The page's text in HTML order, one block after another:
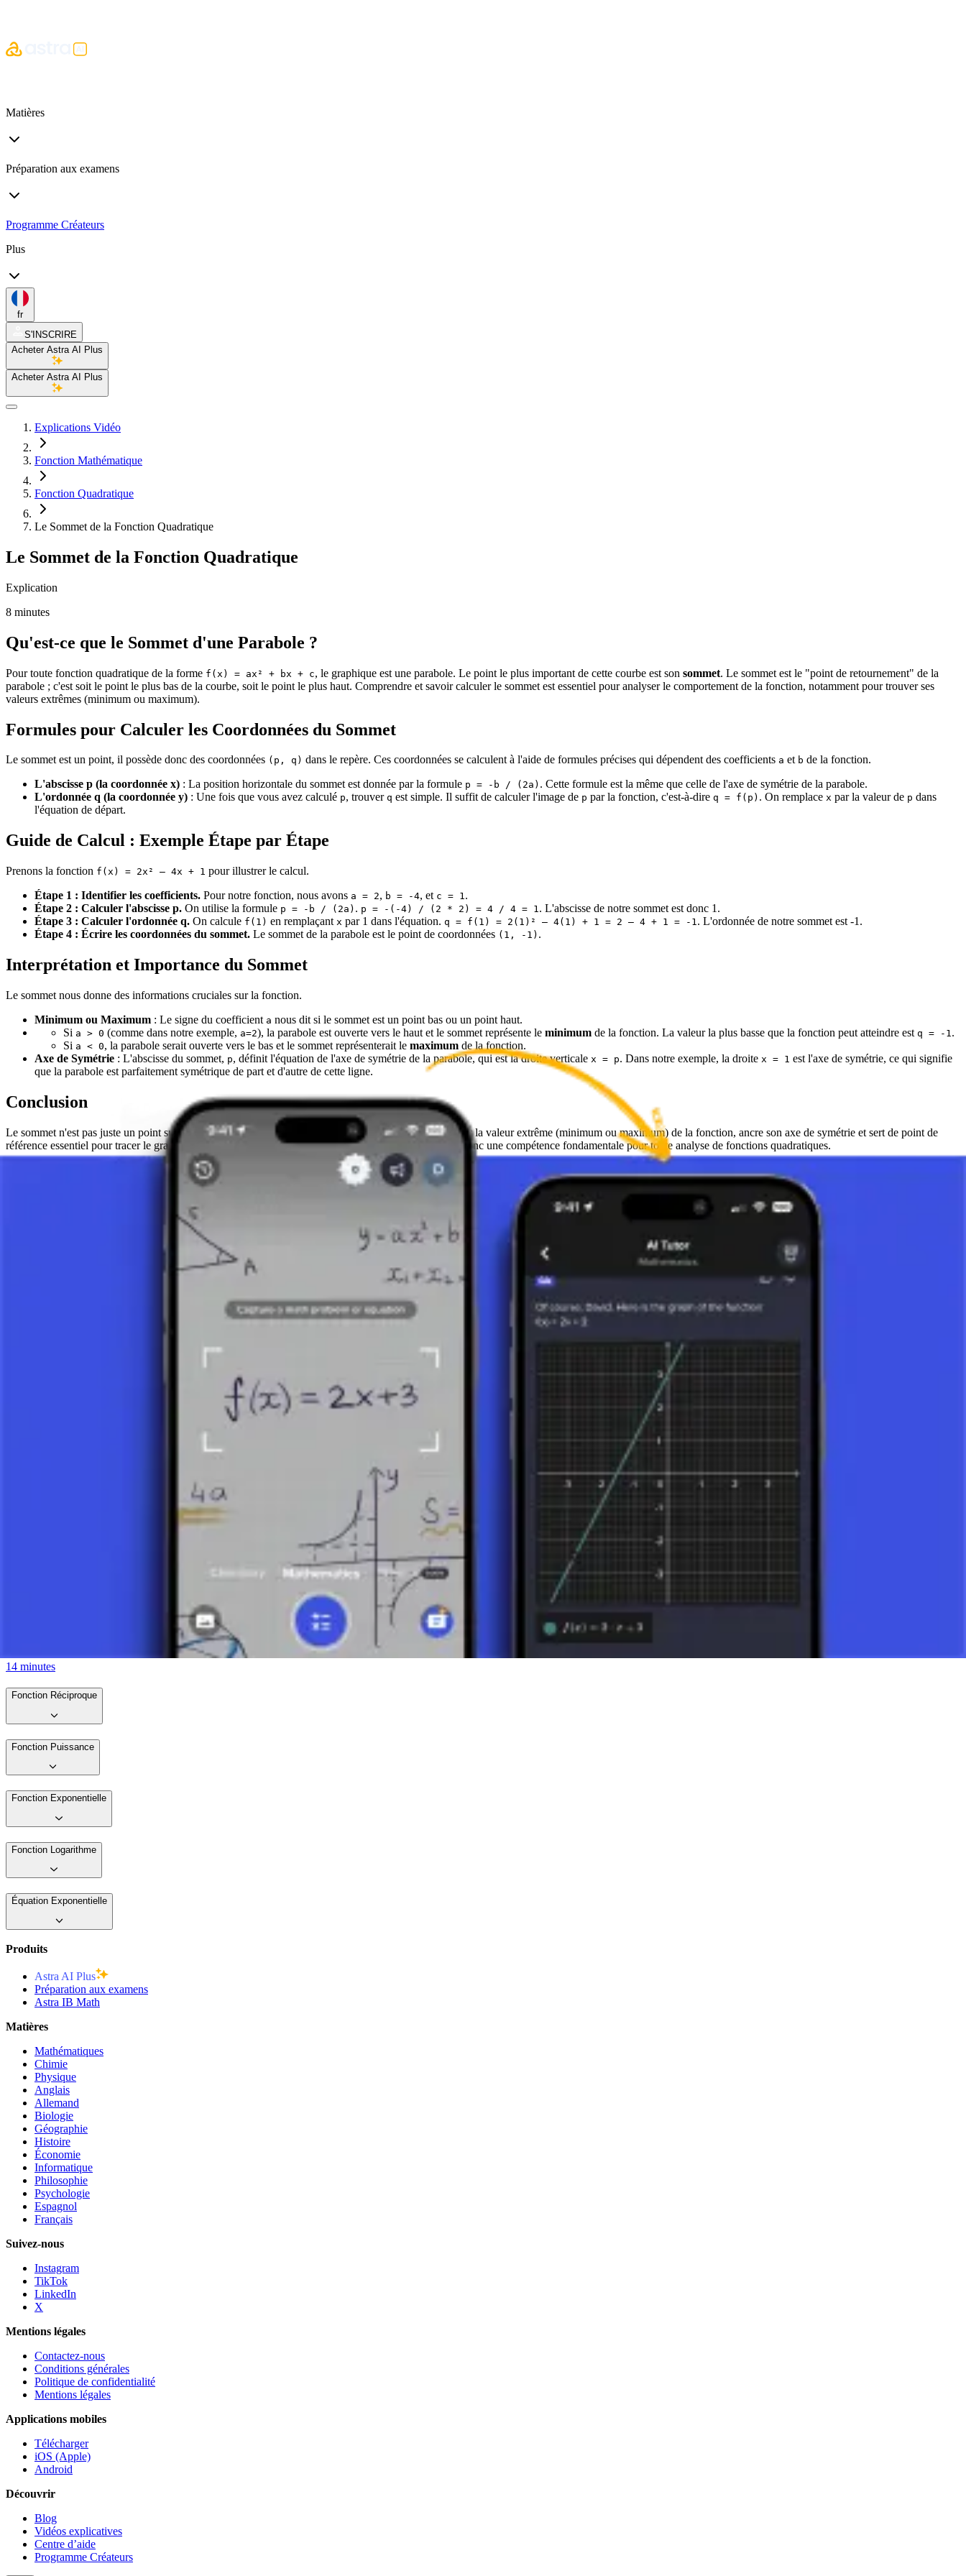
Matières
Préparation aux examens
Programme Créateurs
Plus
fr
S'INSCRIRE
Acheter Astra AI Plus
Acheter Astra AI Plus
Explications Vidéo
Fonction Mathématique
Fonction Quadratique
Le Sommet de la Fonction Quadratique
Le Sommet de la Fonction Quadratique
Explication
8 minutes
Qu'est-ce que le Sommet d'une Parabole ?
Pour toute fonction quadratique de la forme f(x) = ax² + bx + c, le graphique est une parabole. Le point le plus important de cette courbe est son sommet. Le sommet est le "point de retournement" de la
parabole ; c'est soit le point le plus bas de la courbe, soit le point le plus haut. Comprendre et savoir calculer le sommet est essentiel pour analyser le comportement de la fonction, notamment pour trouver ses
valeurs extrêmes (minimum ou maximum).
Formules pour Calculer les Coordonnées du Sommet
Le sommet est un point, il possède donc des coordonnées (p, q) dans le repère. Ces coordonnées se calculent à l'aide de formules précises qui dépendent des coefficients a et b de la fonction.
L'abscisse p (la coordonnée x) : La position horizontale du sommet est donnée par la formule p = -b / (2a) . Cette formule est la même que celle de l'axe de symétrie de la parabole.
L'ordonnée q (la coordonnée y) : Une fois que vous avez calculé p, trouver q est simple. Il suffit de calculer l'image de p par la fonction, c'est-à-dire q = f(p) . On remplace x par la valeur de p dans
l'équation de départ.
Guide de Calcul : Exemple Étape par Étape
Prenons la fonction f(x) = 2x² – 4x + 1 pour illustrer le calcul.
Étape 1 : Identifier les coefficients. Pour notre fonction, nous avons a = 2, b = -4, et c = 1.
Étape 2 : Calculer l'abscisse p. On utilise la formule p = -b / (2a) . p = -(-4) / (2 * 2) = 4 / 4 = 1. L'abscisse de notre sommet est donc 1.
Étape 3 : Calculer l'ordonnée q. On calcule f(1) en remplaçant x par 1 dans l'équation. q = f(1) = 2(1)² – 4(1) + 1 = 2 – 4 + 1 = -1. L'ordonnée de notre sommet est -1.
Étape 4 : Écrire les coordonnées du sommet. Le sommet de la parabole est le point de coordonnées (1, -1) .
Interprétation et Importance du Sommet
Le sommet nous donne des informations cruciales sur la fonction.
Minimum ou Maximum : Le signe du coefficient a nous dit si le sommet est un point bas ou un point haut.
Si a > 0 (comme dans notre exemple, a=2), la parabole est ouverte vers le haut et le sommet représente le minimum de la fonction. La valeur la plus basse que la fonction peut atteindre est q = -1.
Si a < 0, la parabole serait ouverte vers le bas et le sommet représenterait le maximum de la fonction.
Axe de Symétrie : L'abscisse du sommet, p, définit l'équation de l'axe de symétrie de la parabole, qui est la droite verticale x = p. Dans notre exemple, la droite x = 1 est l'axe de symétrie, ce qui signifie
que la parabole est parfaitement symétrique de part et d'autre de cette ligne.
Conclusion
Le sommet n'est pas juste un point sur un graphique ; c'est le centre de contrôle de la parabole. Il définit la valeur extrême (minimum ou maximum) de la fonction, ancre son axe de symétrie et sert de point de
référence essentiel pour tracer le graphique. La maîtrise du calcul et de l'interprétation du sommet est donc une compétence fondamentale pour toute analyse de fonctions quadratiques.
Les Zéros d'une Fonction Quadratique
Factorisation des Fonctions Quadratiques 1
14 minutes
Fonction Réciproque
Fonction Puissance
Fonction Exponentielle
Fonction Logarithme
Équation Exponentielle
Produits
Astra AI Plus
Préparation aux examens
Astra IB Math
Matières
Mathématiques
Chimie
Physique
Anglais
Allemand
Biologie
Géographie
Histoire
Économie
Informatique
Philosophie
Psychologie
Espagnol
Français
Suivez-nous
Instagram
TikTok
LinkedIn
X
Mentions légales
Contactez-nous
Conditions générales
Politique de confidentialité
Mentions légales
Applications mobiles
Télécharger
iOS (Apple)
Android
Découvrir
Blog
Vidéos explicatives
Centre d’aide
Programme Créateurs